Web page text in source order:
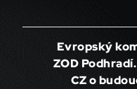
Evropský
ZOD
CZ o